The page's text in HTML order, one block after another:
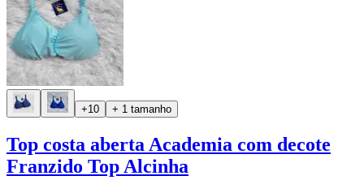
+10 + 1 tamanho
Top costa aberta Academia com decote
Franzido Top Alcinha